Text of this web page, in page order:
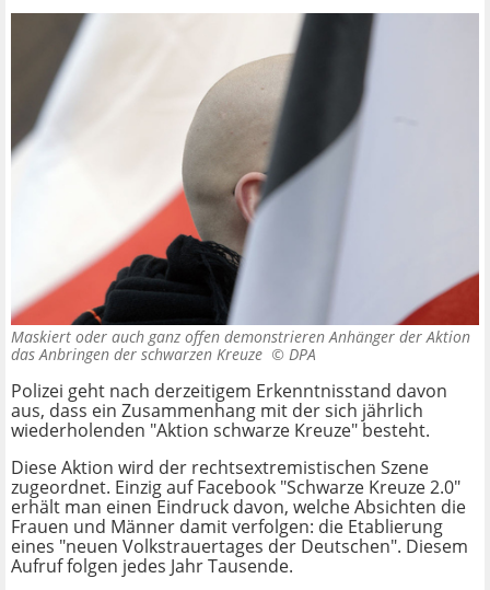
Maskiert oder auch ganz offen demonstrieren Anhänger der Aktion
das Anbringen der schwarzen Kreuze © DPA
Polizei geht nach derzeitigem Erkenntnisstand davon
aus, dass ein Zusammenhang mit der sich jährlich
wiederholenden "Aktion schwarze Kreuze" besteht.
Diese Aktion wird der rechtsextremistischen Szene
zugeordnet. Einzig auf Facebook "Schwarze Kreuze 2.0"
erhält man einen Eindruck davon, welche Absichten die
Frauen und Männer damit verfolgen: die Etablierung
eines "neuen Volkstrauertages der Deutschen". Diesem
Aufruf folgen jedes Jahr Tausende.